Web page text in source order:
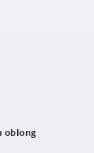
oblong